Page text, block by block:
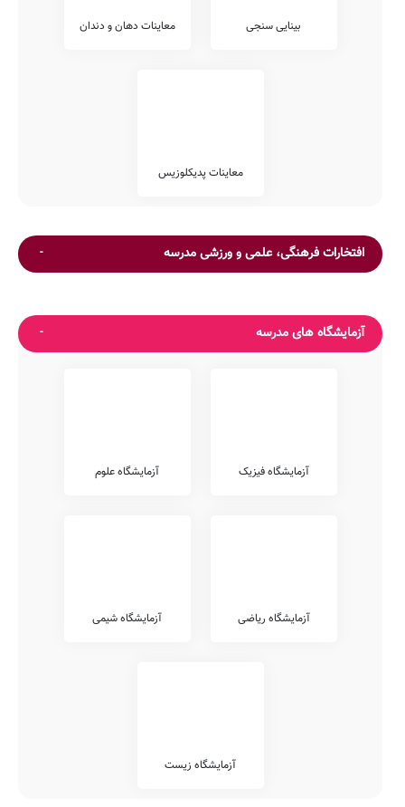
بینایی سنجی معاینات دهان و دندان
معاینات پدیکلوزیس
افتخارات فرهنگی، علمی و ورزشی مدرسه
آزمایشگاه های مدرسه
آزمایشگاه فیزیک آزمایشگاه علوم
آزمایشگاه ریاضی آزمایشگاه شیمی
آزمایشگاه زیست